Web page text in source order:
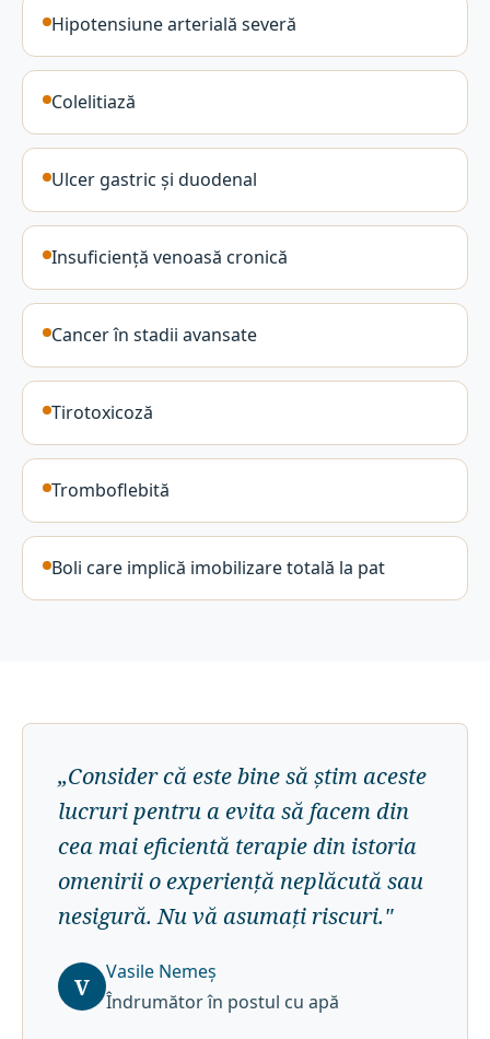
Hipotensiune arterială severă
Colelitiază
Ulcer gastric și duodenal
Insuficiență venoasă cronică
Cancer în stadii avansate
Tirotoxicoză
Tromboflebită
Boli care implică imobilizare totală la pat
„Consider că este bine să știm aceste
lucruri pentru a evita să facem din
cea mai eficientă terapie din istoria
omenirii o experiență neplăcută sau
nesigură. Nu vă asumați riscuri."
V
Vasile Nemeș
Îndrumător în postul cu apă